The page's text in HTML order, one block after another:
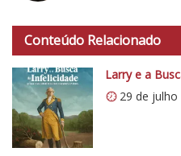
C
í
t
i
t
p
s
:
/
/
Conteúdo Relacionado
Larry e a
29 de julho